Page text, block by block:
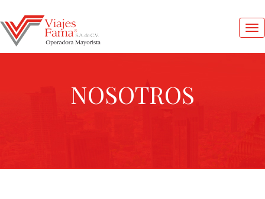
NOSOTROS